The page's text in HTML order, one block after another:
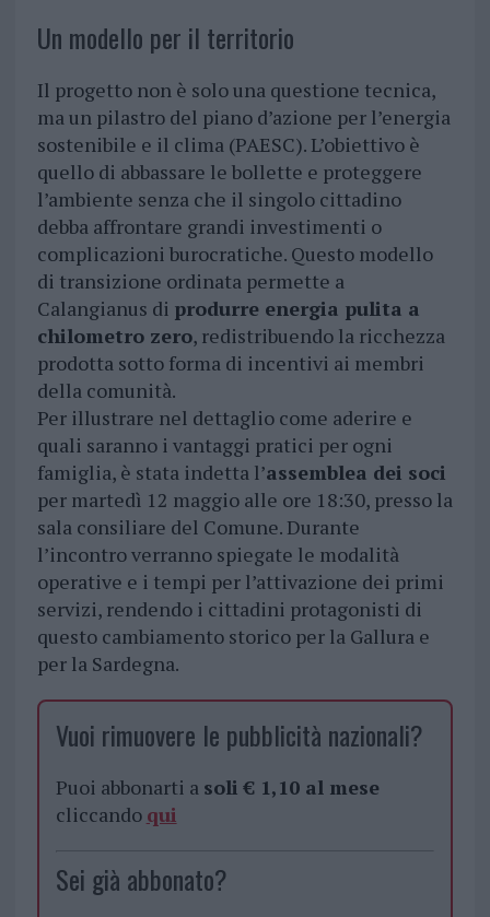
Un modello per il territorio
Il progetto non è solo una questione tecnica,
ma un pilastro del piano d’azione per l’energia
sostenibile e il clima (PAESC). L’obiettivo è
quello di abbassare le bollette e proteggere
l’ambiente senza che il singolo cittadino
debba affrontare grandi investimenti o
complicazioni burocratiche. Questo modello
di transizione ordinata permette a
Calangianus di produrre energia pulita a
chilometro zero, redistribuendo la ricchezza
prodotta sotto forma di incentivi ai membri
della comunità.
Per illustrare nel dettaglio come aderire e
quali saranno i vantaggi pratici per ogni
famiglia, è stata indetta l’assemblea dei soci
per martedì 12 maggio alle ore 18:30, presso la
sala consiliare del Comune. Durante
l’incontro verranno spiegate le modalità
operative e i tempi per l’attivazione dei primi
servizi, rendendo i cittadini protagonisti di
questo cambiamento storico per la Gallura e
per la Sardegna.
Vuoi rimuovere le pubblicità nazionali?
Puoi abbonarti a soli € 1,10 al mese
cliccando qui
Sei già abbonato?